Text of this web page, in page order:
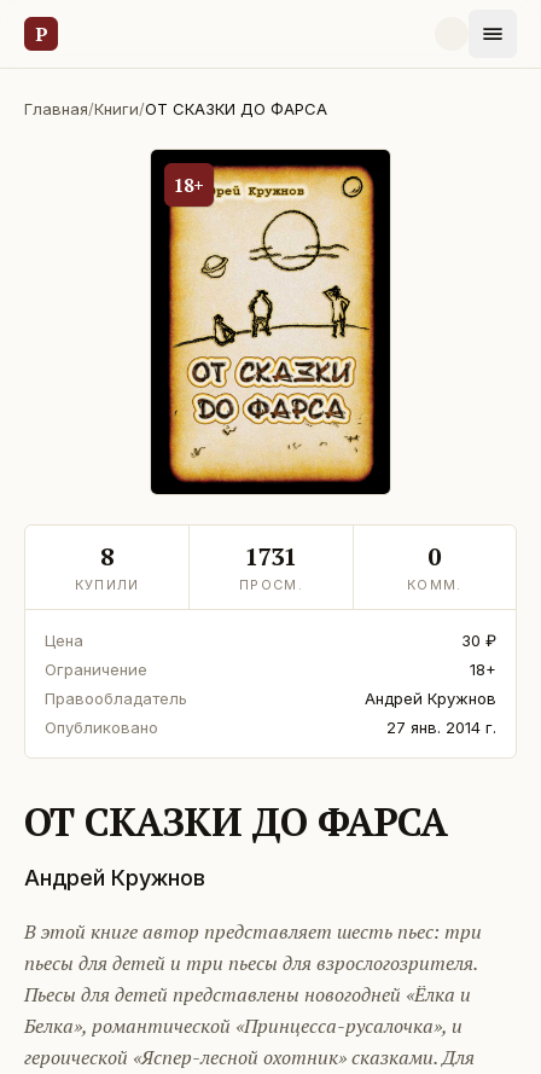
Р
Главная/Книги/ОТ СКАЗКИ ДО ФАРСА
18+
8
КУПИЛИ
1731
ПРОСМ.
0
КОММ.
Цена
30 ₽
Ограничение
18+
Правообладатель
Андрей Кружнов
Опубликовано
27 янв. 2014 г.
ОТ СКАЗКИ ДО ФАРСА
Андрей Кружнов
В этой книге автор представляет шесть пьес: три
пьесы для детей и три пьесы для взрослогозрителя.
Пьесы для детей представлены новогодней «Ёлка и
Белка», романтической «Принцесса-русалочка», и
героической «Яспер-лесной охотник» сказками. Для